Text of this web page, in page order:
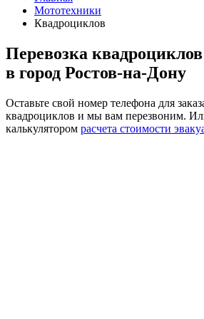
Мототехники
Квадроциклов
Перевозка квадроциклов
в город Ростов-на-Дону
Оставьте свой номер телефона для
квадроциклов и мы вам перезвоним.
калькулятором расчета стоимости